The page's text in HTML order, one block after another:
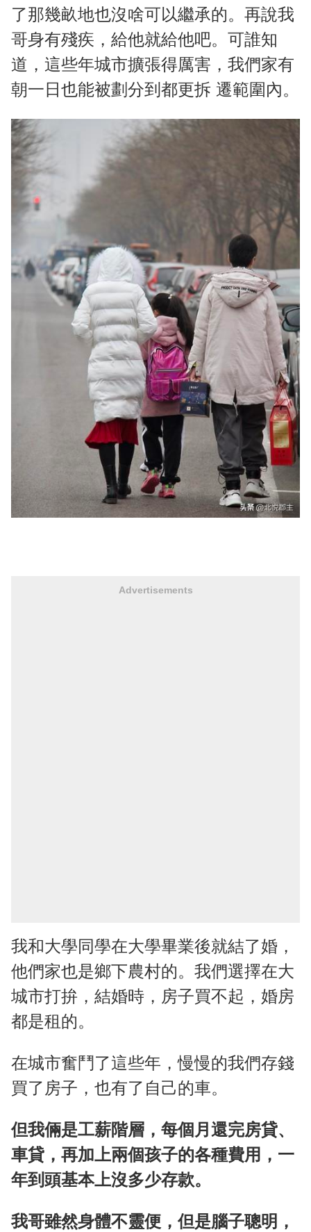
了那幾畝地也沒啥可以繼承的。再說我
哥身有殘疾，給他就給他吧。可誰知
道，這些年城市擴張得厲害，我們家有
朝一日也能被劃分到都更拆 遷範圍內。
Advertisements
我和大學同學在大學畢業後就結了婚，
他們家也是鄉下農村的。我們選擇在大
城市打拚，結婚時，房子買不起，婚房
都是租的。
在城市奮鬥了這些年，慢慢的我們存錢
買了房子，也有了自己的車。
但我倆是工薪階層，每個月還完房貸、
車貸，再加上兩個孩子的各種費用，一
年到頭基本上沒多少存款。
我哥雖然身體不靈便，但是腦子聰明，